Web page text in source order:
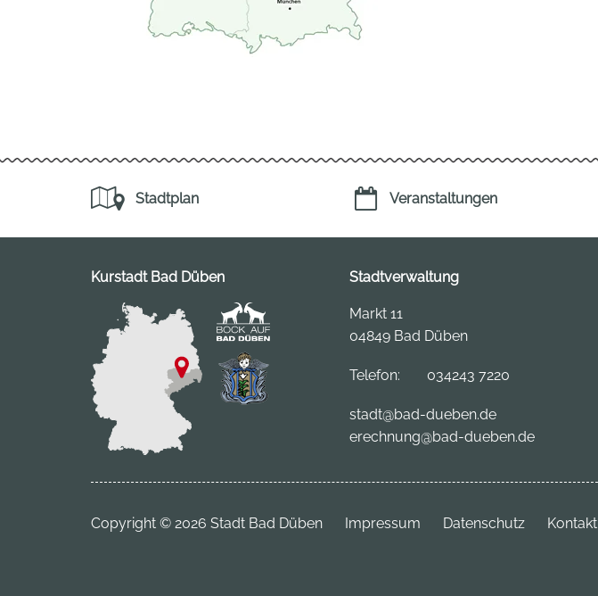
Stadtplan Veranstaltungen
Kurstadt Bad Düben Stadtverwaltung
Markt 11
04849 Bad Düben
Telefon: 034243 7220
stadt@bad-dueben.de
erechnung@bad-dueben.de
Copyright © 2026 Stadt Bad Düben Impressum Datenschutz Kontakt